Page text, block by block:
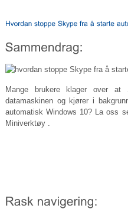
Mange brukere klager over at
datamaskinen og kjører i
automatisk Windows 10? La oss
Miniverktøy .